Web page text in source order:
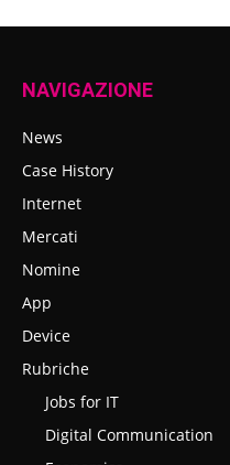
NAVIGAZIONE
News
Case History
Internet
Mercati
Nomine
App
Device
Rubriche
Jobs for IT
Digital Communication